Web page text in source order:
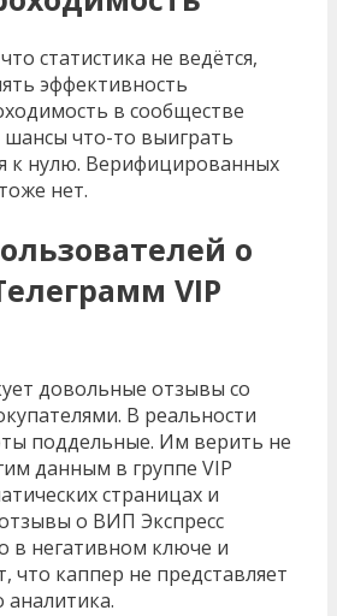
статистика не ведётся,
эффективность
в сообществе
шансы что-то выиграть
к нулю. Верифицированных
нет.
о
VIP
довольные отзывы со
В реальности
поддельные. Им верить не
данным в группе VIP
страницах и
о ВИП Экспресс
в негативном ключе и
что каппер не представляет
аналитика.